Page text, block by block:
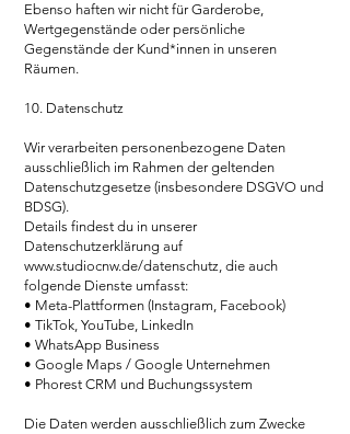
Ebenso haften wir nicht für Garderobe,
Wertgegenstände oder persönliche
Gegenstände der Kund*innen in unseren
Räumen.
10. Datenschutz
Wir verarbeiten personenbezogene Daten
ausschließlich im Rahmen der geltenden
Datenschutzgesetze (insbesondere DSGVO und
BDSG).
Details findest du in unserer
Datenschutzerklärung auf
www.studiocnw.de/datenschutz, die auch
folgende Dienste umfasst:
• Meta-Plattformen (Instagram, Facebook)
• TikTok, YouTube, LinkedIn
• WhatsApp Business
• Google Maps / Google Unternehmen
• Phorest CRM und Buchungssystem
Die Daten werden ausschließlich zum Zwecke